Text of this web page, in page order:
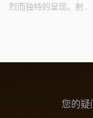
烈而独特的呈现。射..
您的疑